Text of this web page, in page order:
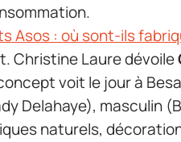
Asos : où sont-ils
Christine Laure dévoile
voit le jour à
Delahaye), masculin
naturels,